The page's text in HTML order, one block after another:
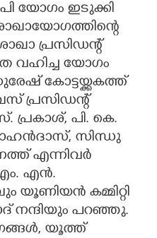
യോഗം ഇടുക്കി
പ്രസിഡന്റ്
വഹിച്ച യോഗം
കോട്ടയ്ക്കകത്ത്
പ്രസിഡന്റ്
പി. കെ.
സിന്ധു
എന്നിവർ
എം. എൻ.
കമ്മിറ്റി
നന്ദിയും പറഞ്ഞു.
യൂത്ത്